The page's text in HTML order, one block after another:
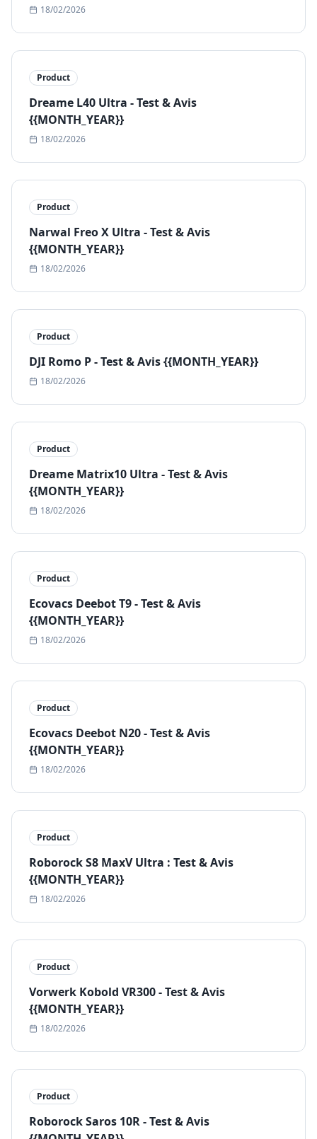
18/02/2026
Product
Dreame L40 Ultra - Test & Avis
{{MONTH_YEAR}}
18/02/2026
Product
Narwal Freo X Ultra - Test & Avis
{{MONTH_YEAR}}
18/02/2026
Product
DJI Romo P - Test & Avis {{MONTH_YEAR}}
18/02/2026
Product
Dreame Matrix10 Ultra - Test & Avis
{{MONTH_YEAR}}
18/02/2026
Product
Ecovacs Deebot T9 - Test & Avis
{{MONTH_YEAR}}
18/02/2026
Product
Ecovacs Deebot N20 - Test & Avis
{{MONTH_YEAR}}
18/02/2026
Product
Roborock S8 MaxV Ultra : Test & Avis
{{MONTH_YEAR}}
18/02/2026
Product
Vorwerk Kobold VR300 - Test & Avis
{{MONTH_YEAR}}
18/02/2026
Product
Roborock Saros 10R - Test & Avis